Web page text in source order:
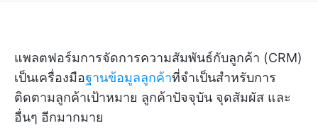
แพลตฟอร์มการจัดการความสัมพันธ์กับลูกค้า (CRM)
เป็นเครื่องมือฐานข้อมูลลูกค้าที่จำเป็นสำหรับการ
ติดตามลูกค้าเป้าหมาย ลูกค้าปัจจุบัน จุดสัมผัส และ
อื่นๆ อีกมากมาย